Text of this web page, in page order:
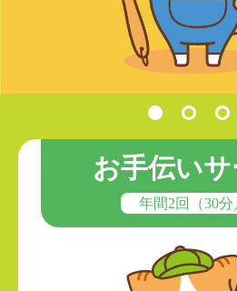
お手伝い
年間2回（30分